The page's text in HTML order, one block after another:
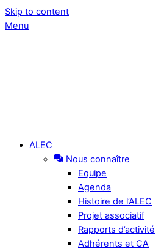
Skip to content
Menu
ALEC
Nous connaître
Equipe
Agenda
Histoire de l’ALEC
Projet associatif
Rapports d’activité
Adhérents et CA